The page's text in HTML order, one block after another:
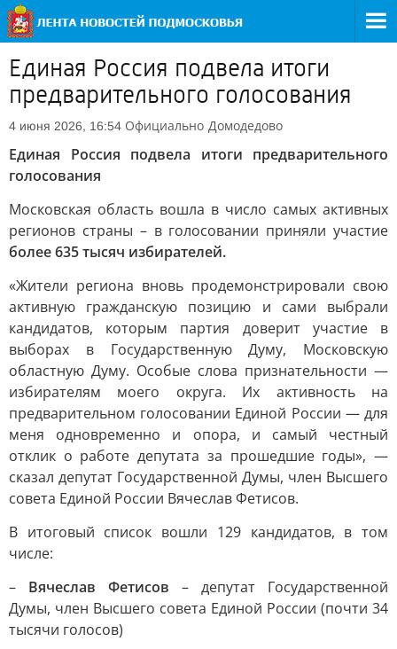
Единая Россия подвела итоги
предварительного голосования
4 июня 2026, 16:54 Официально Домодедово
Единая Россия подвела итоги предварительного
голосования
Московская область вошла в число самых активных
регионов страны – в голосовании приняли участие
более 635 тысяч избирателей.
«Жители региона вновь продемонстрировали свою
активную гражданскую позицию и сами выбрали
кандидатов, которым партия доверит участие в
выборах в Государственную Думу, Московскую
областную Думу. Особые слова признательности —
избирателям моего округа. Их активность на
предварительном голосовании Единой России — для
меня одновременно и опора, и самый честный
отклик о работе депутата за прошедшие годы», —
сказал депутат Государственной Думы, член Высшего
совета Единой России Вячеслав Фетисов.
В итоговый список вошли 129 кандидатов, в том
числе:
– Вячеслав Фетисов – депутат Государственной
Думы, член Высшего совета Единой России (почти 34
тысячи голосов)